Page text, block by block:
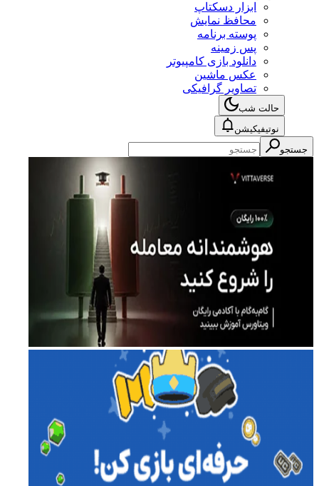
ابزار دسکتاپ
محافظ نمایش
پوسته برنامه
پس زمینه
دانلود بازی کامپیوتر
عکس ماشین
تصاویر گرافیکی
حالت شب
نوتیفیکیشن